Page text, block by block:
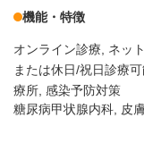
機能・特徴
オンライン診療 ネッ
または休日/祝日診療
療所 感染予防対策
糖尿病甲状腺内科, 皮